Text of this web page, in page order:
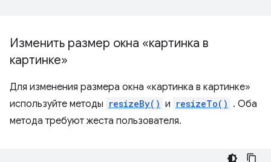
Изменить размер окна «картинка в
картинке»
Для изменения размера окна «картинка в картинке»
используйте методы resizeBy() и resizeTo() . Оба
метода требуют жеста пользователя.